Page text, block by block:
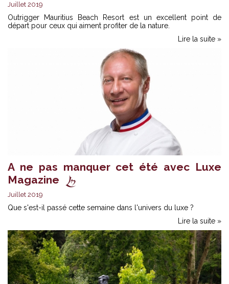
Juillet 2019
Outrigger Mauritius Beach Resort est un excellent point de
départ pour ceux qui aiment profiter de la nature.
Lire la suite »
A ne pas manquer cet été avec Luxe
Magazine
Juillet 2019
Que s'est-il passé cette semaine dans l'univers du luxe ?
Lire la suite »